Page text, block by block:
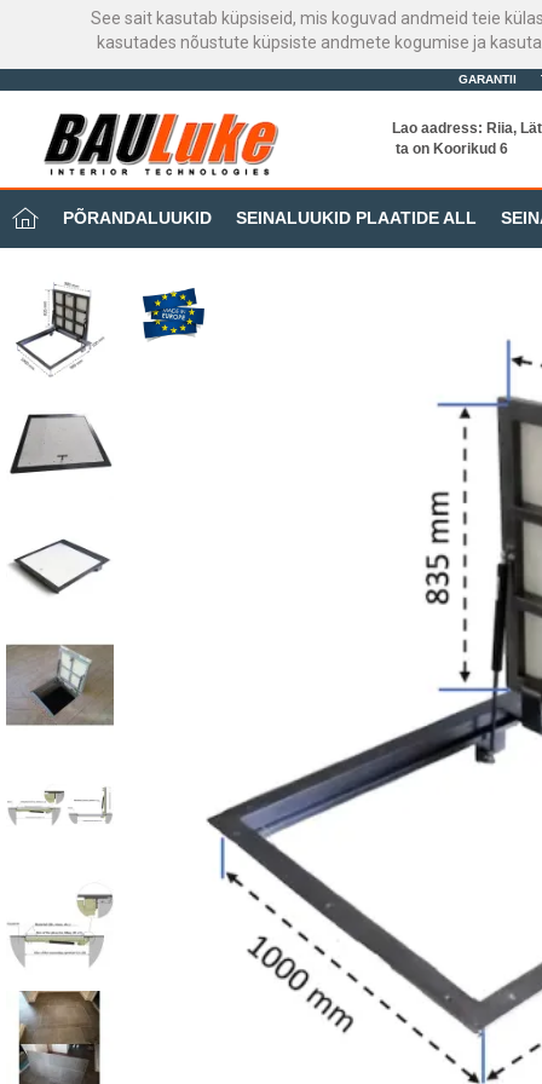
See sait kasutab küpsiseid, mis koguvad andmeid teie
kasutades nõustute küpsiste andmete kogumise ja
GARANTII
Lao aadress: Riia,
ta on Koorikud 6
PÕRANDALUUKID SEINALUUKID PLAATIDE ALL